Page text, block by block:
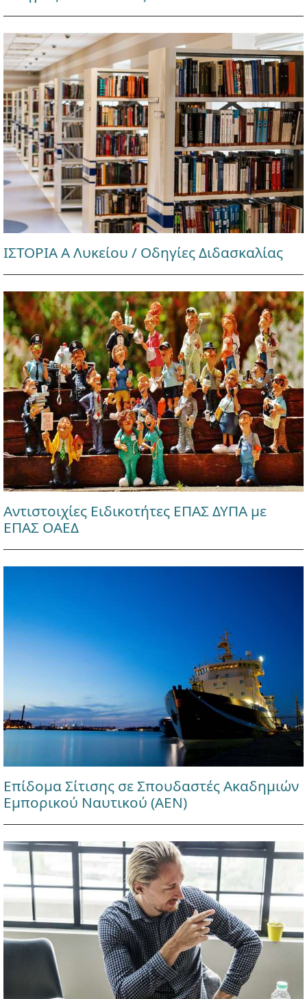
ΙΣΤΟΡΙΑ Α Λυκείου / Οδηγίες Διδασκαλίας
Αντιστοιχίες Ειδικοτήτες ΕΠΑΣ ΔΥΠΑ με
ΕΠΑΣ ΟΑΕΔ
Επίδομα Σίτισης σε Σπουδαστές Ακαδημιών
Εμπορικού Ναυτικού (ΑΕΝ)